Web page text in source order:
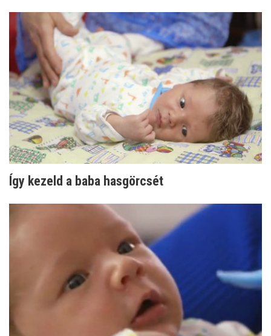
Így kezeld a baba hasgörcsét